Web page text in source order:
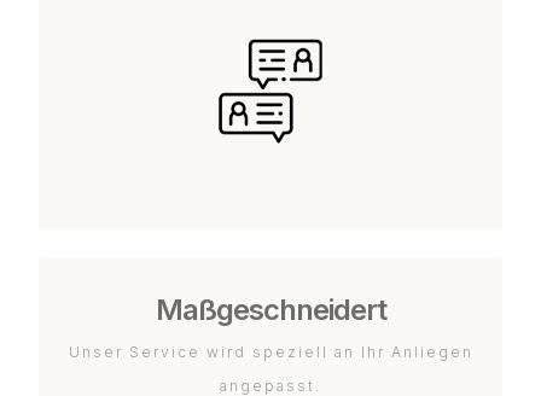
Maßgeschneidert
Unser Service wird speziell an Ihr Anliegen
angepasst.